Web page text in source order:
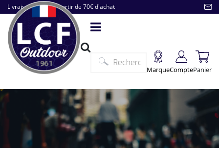
Livraison offerte à partir de 70€ d'achat
MarqueComptePanier